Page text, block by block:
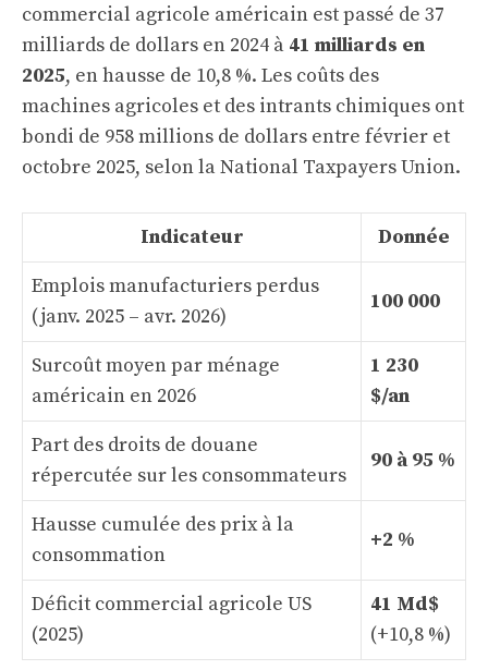
commercial agricole américain est passé de 37
milliards de dollars en 2024 à 41 milliards en
2025, en hausse de 10,8 %. Les coûts des
machines agricoles et des intrants chimiques ont
bondi de 958 millions de dollars entre février et
octobre 2025, selon la National Taxpayers Union.
Indicateur
Donnée
Emplois manufacturiers perdus
(janv. 2025 – avr. 2026)
100 000
Surcoût moyen par ménage
américain en 2026
1 230
$/an
Part des droits de douane
répercutée sur les consommateurs
90 à 95 %
Hausse cumulée des prix à la
consommation
+2 %
Déficit commercial agricole US
(2025)
41 Md$
(+10,8 %)